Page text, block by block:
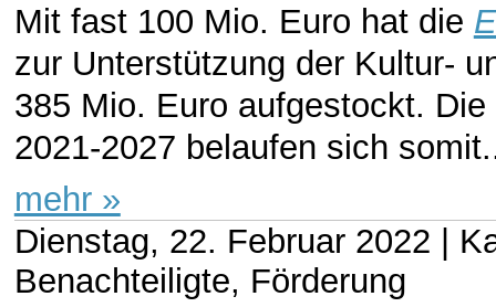
Mit fast 100 Mio. Euro hat die
zur Unterstützung der Kultur-
385 Mio. Euro aufgestockt.
2021-2027 belaufen sich
mehr »
Dienstag, 22. Februar 2022 |
Benachteiligte, Förderung